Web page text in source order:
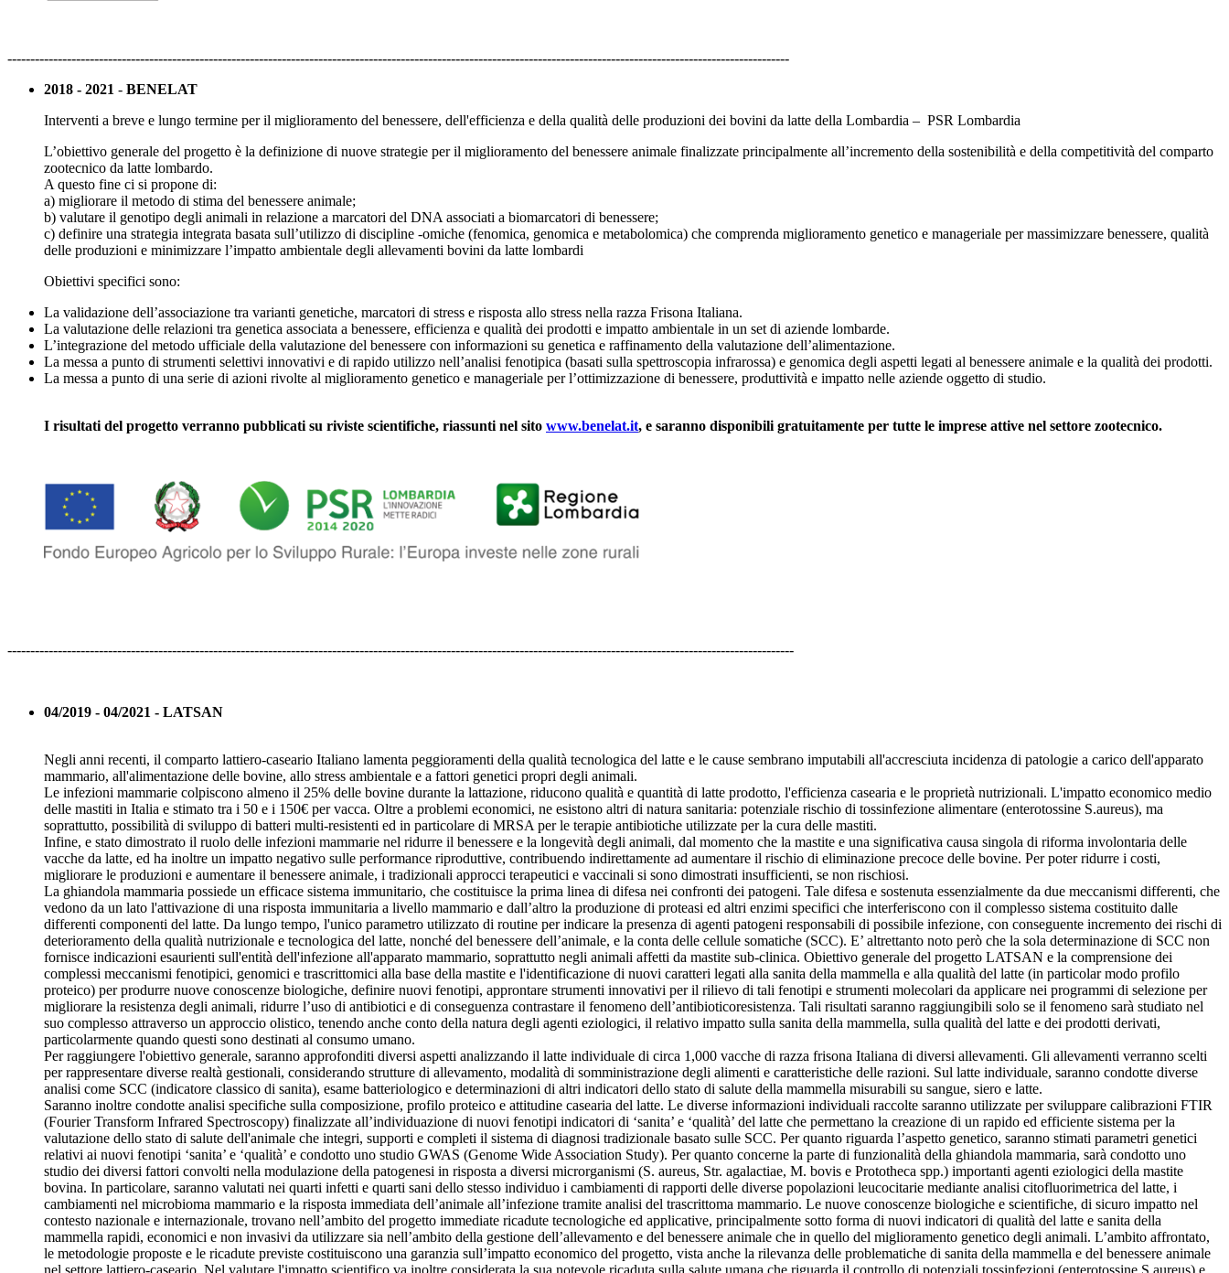
---------------------------------------------------------------------------------------------------------------------------------------------------------------------------
2018 - 2021 - BENELAT
Interventi a breve e lungo termine per il miglioramento del benessere, dell'efficienza e della qualità delle produzioni dei bovini da latte della Lombardia – PSR Lombardia
L’obiettivo generale del progetto è la definizione di nuove strategie per il miglioramento del benessere animale finalizzate principalmente all’incremento della sostenibilità e della competitività del comparto
zootecnico da latte lombardo.
A questo fine ci si propone di:
a) migliorare il metodo di stima del benessere animale;
b) valutare il genotipo degli animali in relazione a marcatori del DNA associati a biomarcatori di benessere;
c) definire una strategia integrata basata sull’utilizzo di discipline -omiche (fenomica, genomica e metabolomica) che comprenda miglioramento genetico e manageriale per massimizzare benessere, qualità
delle produzioni e minimizzare l’impatto ambientale degli allevamenti bovini da latte lombardi
Obiettivi specifici sono:
La validazione dell’associazione tra varianti genetiche, marcatori di stress e risposta allo stress nella razza Frisona Italiana.
La valutazione delle relazioni tra genetica associata a benessere, efficienza e qualità dei prodotti e impatto ambientale in un set di aziende lombarde.
L’integrazione del metodo ufficiale della valutazione del benessere con informazioni su genetica e raffinamento della valutazione dell’alimentazione.
La messa a punto di strumenti selettivi innovativi e di rapido utilizzo nell’analisi fenotipica (basati sulla spettroscopia infrarossa) e genomica degli aspetti legati al benessere animale e la qualità dei prodotti.
La messa a punto di una serie di azioni rivolte al miglioramento genetico e manageriale per l’ottimizzazione di benessere, produttività e impatto nelle aziende oggetto di studio.
I risultati del progetto verranno pubblicati su riviste scientifiche, riassunti nel sito www.benelat.it, e saranno disponibili gratuitamente per tutte le imprese attive nel settore zootecnico.
----------------------------------------------------------------------------------------------------------------------------------------------------------------------------
04/2019 - 04/2021 - LATSAN
Negli anni recenti, il comparto lattiero-caseario Italiano lamenta peggioramenti della qualità tecnologica del latte e le cause sembrano imputabili all'accresciuta incidenza di patologie a carico dell'apparato
mammario, all'alimentazione delle bovine, allo stress ambientale e a fattori genetici propri degli animali.
Le infezioni mammarie colpiscono almeno il 25% delle bovine durante la lattazione, riducono qualità e quantità di latte prodotto, l'efficienza casearia e le proprietà nutrizionali. L'impatto economico medio
delle mastiti in Italia e stimato tra i 50 e i 150€ per vacca. Oltre a problemi economici, ne esistono altri di natura sanitaria: potenziale rischio di tossinfezione alimentare (enterotossine S.aureus), ma
soprattutto, possibilità di sviluppo di batteri multi-resistenti ed in particolare di MRSA per le terapie antibiotiche utilizzate per la cura delle mastiti.
Infine, e stato dimostrato il ruolo delle infezioni mammarie nel ridurre il benessere e la longevità degli animali, dal momento che la mastite e una significativa causa singola di riforma involontaria delle
vacche da latte, ed ha inoltre un impatto negativo sulle performance riproduttive, contribuendo indirettamente ad aumentare il rischio di eliminazione precoce delle bovine. Per poter ridurre i costi,
migliorare le produzioni e aumentare il benessere animale, i tradizionali approcci terapeutici e vaccinali si sono dimostrati insufficienti, se non rischiosi.
La ghiandola mammaria possiede un efficace sistema immunitario, che costituisce la prima linea di difesa nei confronti dei patogeni. Tale difesa e sostenuta essenzialmente da due meccanismi differenti, che
vedono da un lato l'attivazione di una risposta immunitaria a livello mammario e dall’altro la produzione di proteasi ed altri enzimi specifici che interferiscono con il complesso sistema costituito dalle
differenti componenti del latte. Da lungo tempo, l'unico parametro utilizzato di routine per indicare la presenza di agenti patogeni responsabili di possibile infezione, con conseguente incremento dei rischi di
deterioramento della qualità nutrizionale e tecnologica del latte, nonché del benessere dell’animale, e la conta delle cellule somatiche (SCC). E’ altrettanto noto però che la sola determinazione di SCC non
fornisce indicazioni esaurienti sull'entità dell'infezione all'apparato mammario, soprattutto negli animali affetti da mastite sub-clinica. Obiettivo generale del progetto LATSAN e la comprensione dei
complessi meccanismi fenotipici, genomici e trascrittomici alla base della mastite e l'identificazione di nuovi caratteri legati alla sanita della mammella e alla qualità del latte (in particolar modo profilo
proteico) per produrre nuove conoscenze biologiche, definire nuovi fenotipi, approntare strumenti innovativi per il rilievo di tali fenotipi e strumenti molecolari da applicare nei programmi di selezione per
migliorare la resistenza degli animali, ridurre l’uso di antibiotici e di conseguenza contrastare il fenomeno dell’antibioticoresistenza. Tali risultati saranno raggiungibili solo se il fenomeno sarà studiato nel
suo complesso attraverso un approccio olistico, tenendo anche conto della natura degli agenti eziologici, il relativo impatto sulla sanita della mammella, sulla qualità del latte e dei prodotti derivati,
particolarmente quando questi sono destinati al consumo umano.
Per raggiungere l'obiettivo generale, saranno approfonditi diversi aspetti analizzando il latte individuale di circa 1,000 vacche di razza frisona Italiana di diversi allevamenti. Gli allevamenti verranno scelti
per rappresentare diverse realtà gestionali, considerando strutture di allevamento, modalità di somministrazione degli alimenti e caratteristiche delle razioni. Sul latte individuale, saranno condotte diverse
analisi come SCC (indicatore classico di sanita), esame batteriologico e determinazioni di altri indicatori dello stato di salute della mammella misurabili su sangue, siero e latte.
Saranno inoltre condotte analisi specifiche sulla composizione, profilo proteico e attitudine casearia del latte. Le diverse informazioni individuali raccolte saranno utilizzate per sviluppare calibrazioni FTIR
(Fourier Transform Infrared Spectroscopy) finalizzate all’individuazione di nuovi fenotipi indicatori di ‘sanita’ e ‘qualità’ del latte che permettano la creazione di un rapido ed efficiente sistema per la
valutazione dello stato di salute dell'animale che integri, supporti e completi il sistema di diagnosi tradizionale basato sulle SCC. Per quanto riguarda l’aspetto genetico, saranno stimati parametri genetici
relativi ai nuovi fenotipi ‘sanita’ e ‘qualità’ e condotto uno studio GWAS (Genome Wide Association Study). Per quanto concerne la parte di funzionalità della ghiandola mammaria, sarà condotto uno
studio dei diversi fattori convolti nella modulazione della patogenesi in risposta a diversi microrganismi (S. aureus, Str. agalactiae, M. bovis e Prototheca spp.) importanti agenti eziologici della mastite
bovina. In particolare, saranno valutati nei quarti infetti e quarti sani dello stesso individuo i cambiamenti di rapporti delle diverse popolazioni leucocitarie mediante analisi citofluorimetrica del latte, i
cambiamenti nel microbioma mammario e la risposta immediata dell’animale all’infezione tramite analisi del trascrittoma mammario. Le nuove conoscenze biologiche e scientifiche, di sicuro impatto nel
contesto nazionale e internazionale, trovano nell’ambito del progetto immediate ricadute tecnologiche ed applicative, principalmente sotto forma di nuovi indicatori di qualità del latte e sanita della
mammella rapidi, economici e non invasivi da utilizzare sia nell’ambito della gestione dell’allevamento e del benessere animale che in quello del miglioramento genetico degli animali. L’ambito affrontato,
le metodologie proposte e le ricadute previste costituiscono una garanzia sull’impatto economico del progetto, vista anche la rilevanza delle problematiche di sanita della mammella e del benessere animale
nel settore lattiero-caseario. Nel valutare l'impatto scientifico va inoltre considerata la sua notevole ricaduta sulla salute umana che riguarda il controllo di potenziali tossinfezioni (enterotossine S.aureus) e